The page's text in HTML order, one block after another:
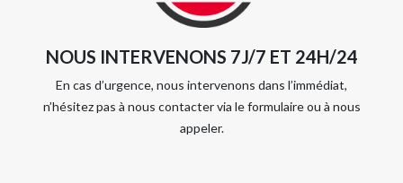
NOUS INTERVENONS 7J/7 ET 24H/24
En cas d’urgence, nous intervenons dans l’immédiat,
n’hésitez pas à nous contacter via le formulaire ou à nous
appeler.